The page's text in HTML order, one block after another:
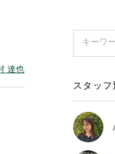
達也
スタッフ